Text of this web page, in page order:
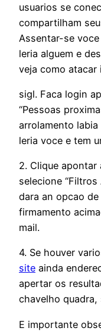
usuarios se
compartilham
Assentar-se
leria alguem e
veja como atacar
sigl. Faca login
“Pessoas
arrolamento
leria voce e tem
2. Clique apontar
selecione “Filtros
dara an opcao
firmamento
mail.
4. Se houver
site ainda
apertar os
chavelho
E importante